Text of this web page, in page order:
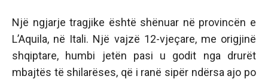
Një ngjarje tragjike është shënuar në provincën e
L’Aquila, në Itali. Një vajzë 12-vjeçare, me origjinë
shqiptare, humbi jetën pasi u godit nga drurët
mbajtës të shilarëses, që i ranë sipër ndërsa ajo po